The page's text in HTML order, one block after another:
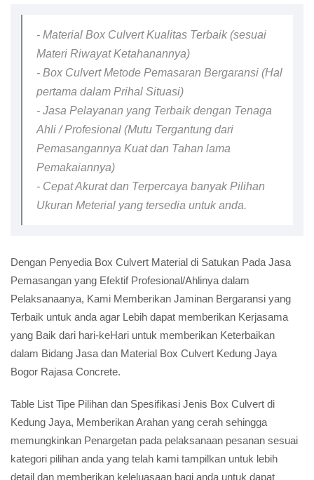
- Material Box Culvert Kualitas Terbaik (sesuai
Materi Riwayat Ketahanannya)
- Box Culvert Metode Pemasaran Bergaransi (Hal
pertama dalam Prihal Situasi)
- Jasa Pelayanan yang Terbaik dengan Tenaga
Ahli / Profesional (Mutu Tergantung dari
Pemasangannya Kuat dan Tahan lama
Pemakaiannya)
- Cepat Akurat dan Terpercaya banyak Pilihan
Ukuran Meterial yang tersedia untuk anda.
Dengan Penyedia Box Culvert Material di Satukan Pada Jasa
Pemasangan yang Efektif Profesional/Ahlinya dalam
Pelaksanaanya, Kami Memberikan Jaminan Bergaransi yang
Terbaik untuk anda agar Lebih dapat memberikan Kerjasama
yang Baik dari hari-keHari untuk memberikan Keterbaikan
dalam Bidang Jasa dan Material Box Culvert Kedung Jaya
Bogor Rajasa Concrete.
Table List Tipe Pilihan dan Spesifikasi Jenis Box Culvert di
Kedung Jaya, Memberikan Arahan yang cerah sehingga
memungkinkan Penargetan pada pelaksanaan pesanan sesuai
kategori pilihan anda yang telah kami tampilkan untuk lebih
detail dan memberikan keleluasaan bagi anda untuk dapat